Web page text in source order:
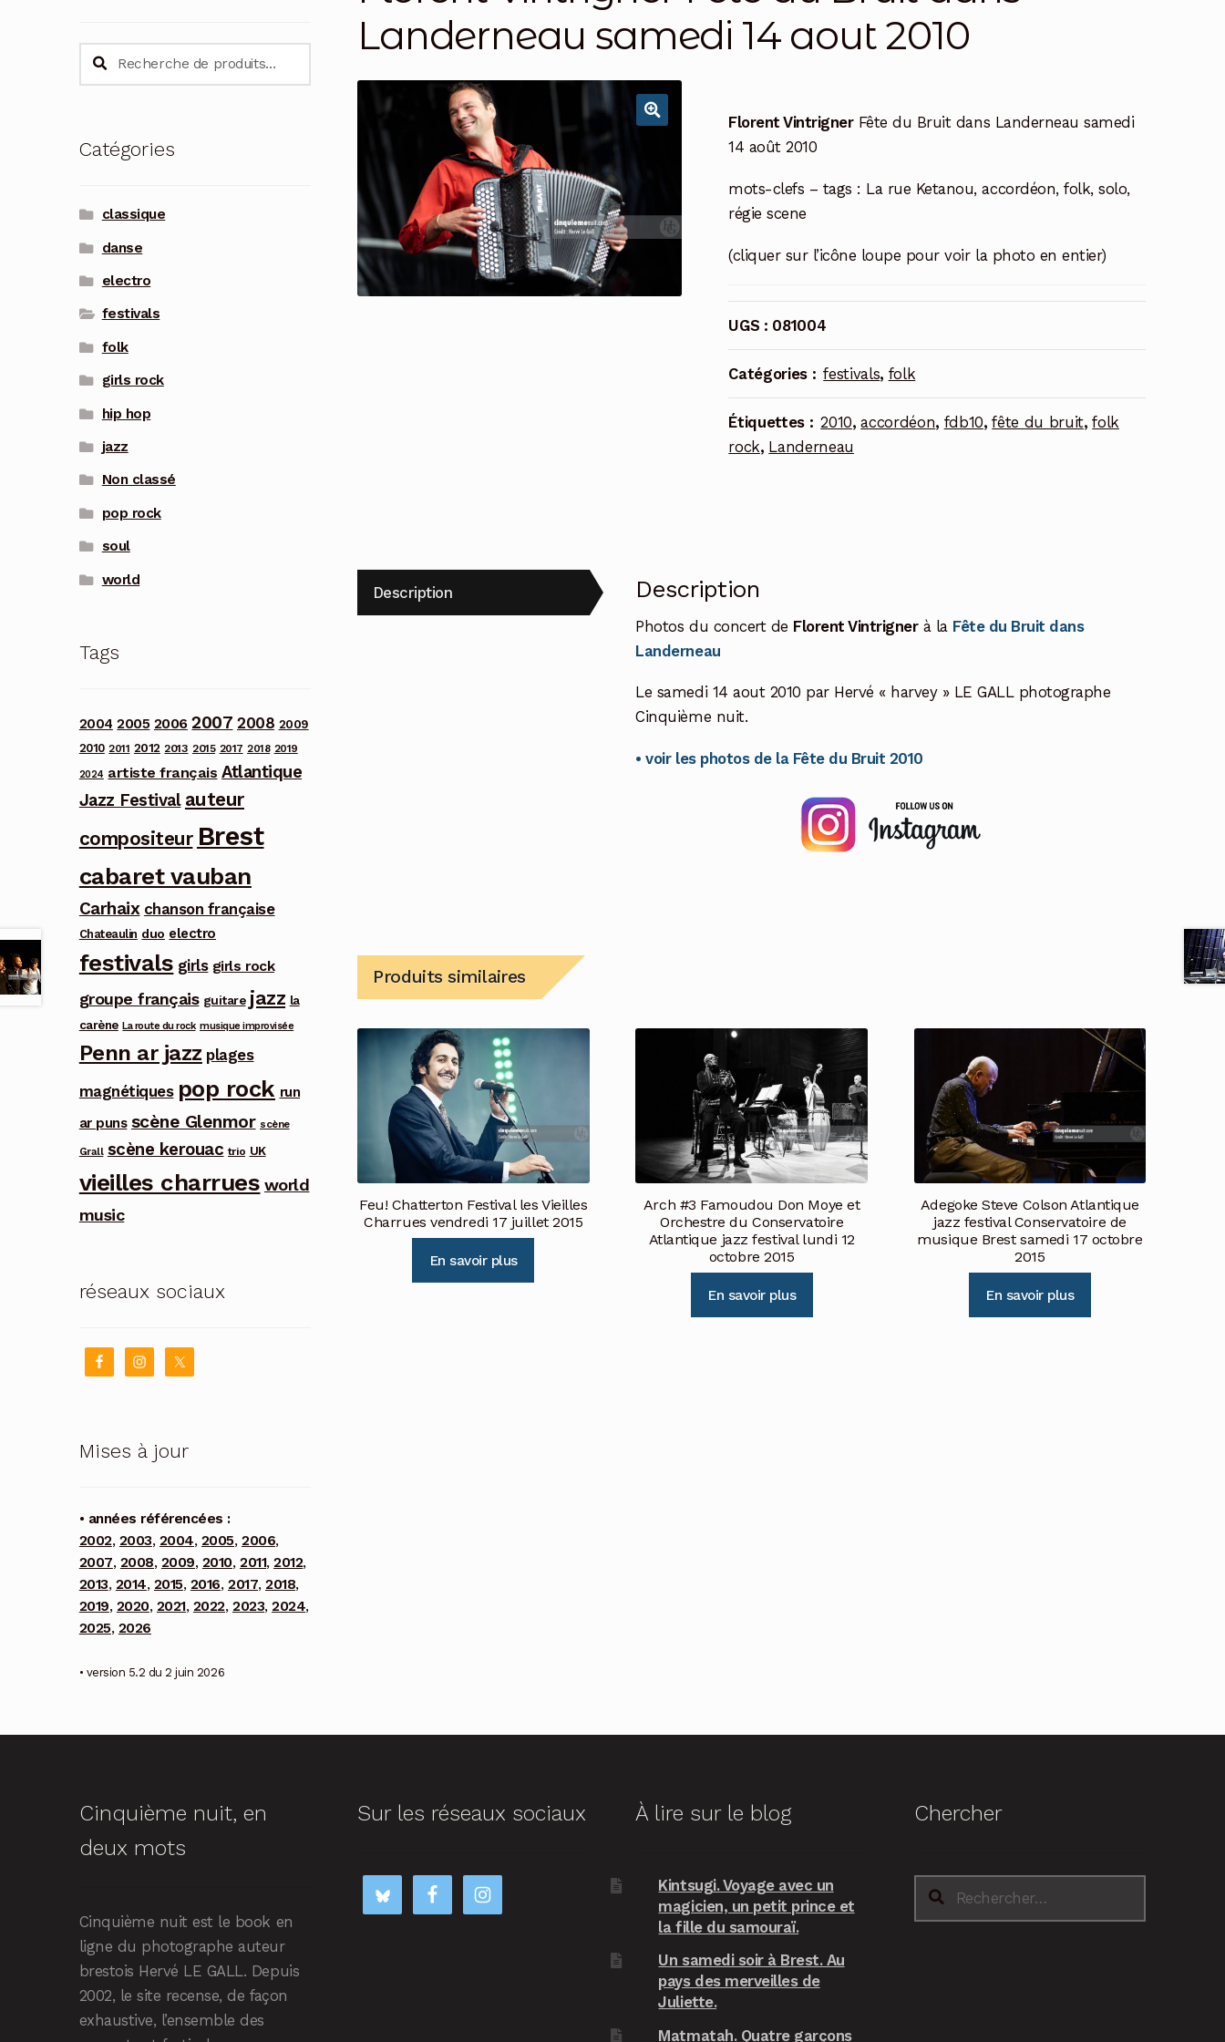
Landerneau samedi 14 aout 2010
Florent VintrignerFête du Bruit dans Landerneau samedi
14 août 2010
mots-clefs – tags : La rue Ketanou, accordéon, folk, solo,
régie scene
(cliquer sur l’icône loupe pour voir la photo en entier)
UGS : 081004
Catégories : festivals, folk
Étiquettes : 2010,accordéon, fdb10,fête du bruit,folk
rock, Landerneau
Description Description
Photos du concert de Florent Vintrignerà la Fête du Bruit dans
Landerneau
Le samedi 14 aout 2010 par Hervé « harvey » LE GALL photographe
Cinquième nuit.
• voir les photos de la Fête du Bruit 2010
Produits similaires
Feu! Chatterton Festival les Vieilles
Charrues vendredi 17 juillet 2015
En savoir plus
Arch #3 Famoudou Don Moye et
Orchestre du Conservatoire
Atlantique jazz festival lundi 12
octobre 2015
En savoir plus
Adegoke Steve Colson Atlantique
jazz festival Conservatoire de
musique Brest samedi 17 octobre
2015
En savoir plus
Recherche
pour :
Recherche
Catégories
classique
danse
electro
festivals
folk
girls rock
hip hop
jazz
Non classé
pop rock
soul
world
Tags
2004 2005 2006 2007 2008 2009
2010 2011 2012 2013 2015 2017 2018 2019
2024 artiste français Atlantique
Jazz Festival auteur
compositeur Brest
cabaret vauban
Carhaix chanson française
Chateaulin duo electro
festivals girls girls rock
groupe français guitare jazz la
carène La route du rock musique improvisée
Penn ar jazz plages
magnétiques pop rock run
ar puns scène Glenmor scène
Grall scène kerouac trio UK
vieilles charrues world
music
réseaux sociaux
Mises à jour
• années référencées :
2002, 2003, 2004, 2005, 2006,
2007, 2008, 2009, 2010, 2011,2012,
2013, 2014, 2015, 2016, 2017,2018,
2019, 2020, 2021, 2022, 2023,2024,
2025, 2026
• version 5.2 du 2 juin 2026
Cinquième nuit, en
deux mots
Cinquième nuit est le book en
ligne du photographe auteur
brestois Hervé LE GALL. Depuis
2002, le site recense, de façon
exhaustive, l’ensemble des
Sur les réseaux sociaux À lire sur le blog
Kintsugi. Voyage avec un
magicien, un petit prince et
la fille du samouraï.
Un samedi soir à Brest. Au
pays des merveilles de
Juliette.
Matmatah. Quatre garçons
Chercher
Rechercher :